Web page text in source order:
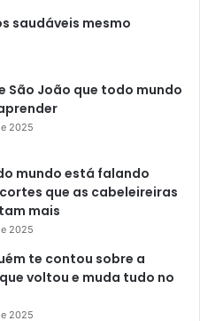
saudáveis mesmo
São João que todo mundo
2025
mundo está falando
que as cabeleireiras
mais
2025
te contou sobre a
voltou e muda tudo no
2025